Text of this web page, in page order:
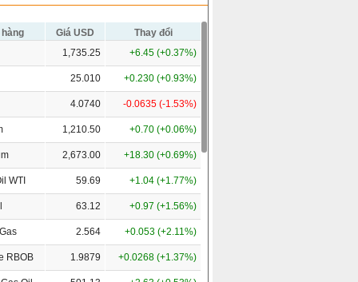
Giá USD
Thay đổi
1,735.25 +6.45 (+0.37%)
25.010 +0.230 (+0.93%)
4.0740 -0.0635 (-1.53%)
1,210.50 +0.70 (+0.06%)
2,673.00 +18.30 (+0.69%)
WTI 59.69 +1.04 (+1.77%)
63.12 +0.97 (+1.56%)
2.564 +0.053 (+2.11%)
RBOB 1.9879 +0.0268 (+1.37%)